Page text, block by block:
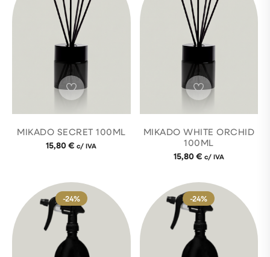
MIKADO SECRET 100ML
15,80€ c/ IVA
MIKADO WHITE ORCHID
100ML
15,80€ c/ IVA
-24% -24%